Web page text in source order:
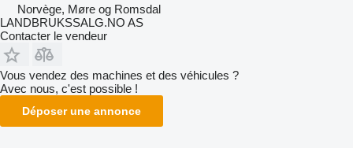
Norvège, Møre og Romsdal
LANDBRUKSSALG.NO AS
Contacter le vendeur
Vous vendez des machines et des véhicules ?
Avec nous, c'est possible !
Déposer une annonce